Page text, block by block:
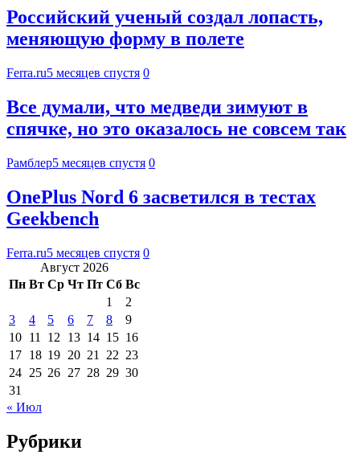
Российский ученый создал лопасть,
меняющую форму в полете
Ferra.ru5 месяцев спустя 0
Все думали, что медведи зимуют в
спячке, но это оказалось не совсем так
Рамблер5 месяцев спустя 0
OnePlus Nord 6 засветился в тестах
Geekbench
Ferra.ru5 месяцев спустя 0
Август 2026
Пн Вт Ср Чт Пт Сб Вс
1
2
3
4 5 6 7 8
9
10 11 12 13 14 15 16
17 18 19 20 21 22 23
24 25 26 27 28 29 30
31
« Июл
Рубрики